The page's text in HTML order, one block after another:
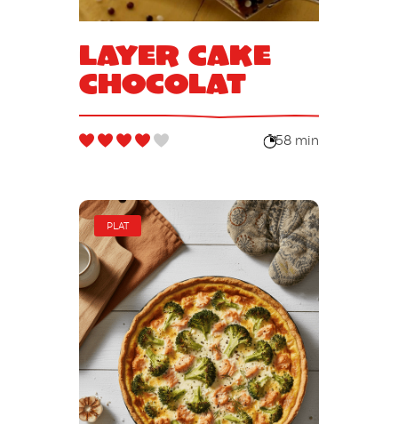
Layer Cake
Chocolat
58 min
PLAT